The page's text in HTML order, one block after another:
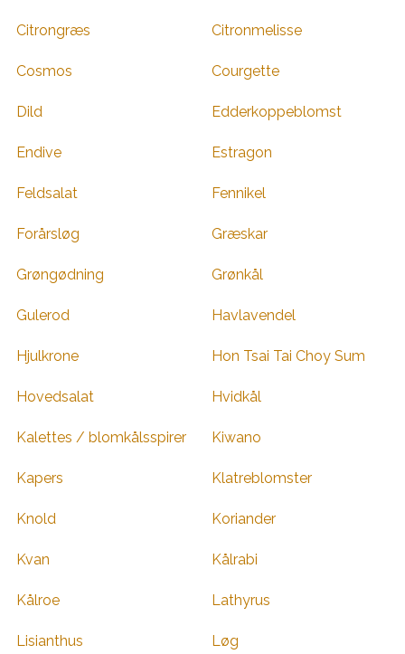
Citrongræs Citronmelisse
Cosmos Courgette
Dild Edderkoppeblomst
Endive Estragon
Feldsalat Fennikel
Forårsløg Græskar
Grøngødning Grønkål
Gulerod Havlavendel
Hjulkrone Hon Tsai Tai Choy Sum
Hovedsalat Hvidkål
Kalettes / blomkålsspirer Kiwano
Kapers Klatreblomster
Knold Koriander
Kvan Kålrabi
Kålroe Lathyrus
Lisianthus Løg